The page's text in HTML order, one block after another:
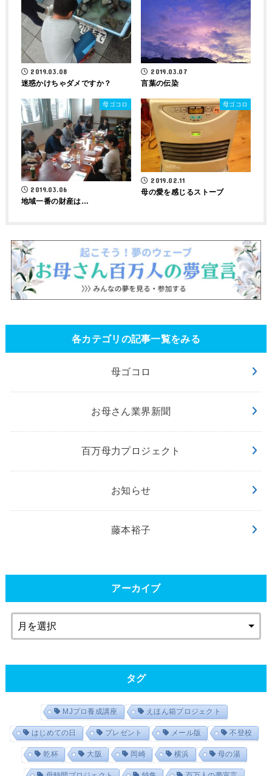
2019.03.08
迷惑かけちゃダメですか？
2019.03.07
言葉の伝染
母ゴコロ
2019.03.06
地域一番の財産は…
母ゴコロ
2019.02.11
母の愛を感じるストーブ
各カテゴリの記事一覧をみる
母ゴコロ
お母さん業界新聞
百万母力プロジェクト
お知らせ
藤本裕子
アーカイブ
タグ
MJプロ養成講座 えほん箱プロジェクト
はじめての日 プレゼント メール版 不登校
乾杯 大阪 岡崎 横浜 母の湯